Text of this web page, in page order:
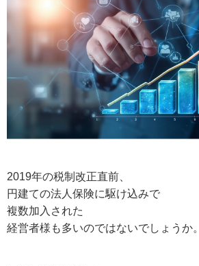
2019年の税制改正直前、
円建ての法人保険に駆け込みで
複数加入された
経営者様も多いのではないでしょうか。